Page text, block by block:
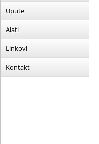
Upute
Alati
Linkovi
Kontakt